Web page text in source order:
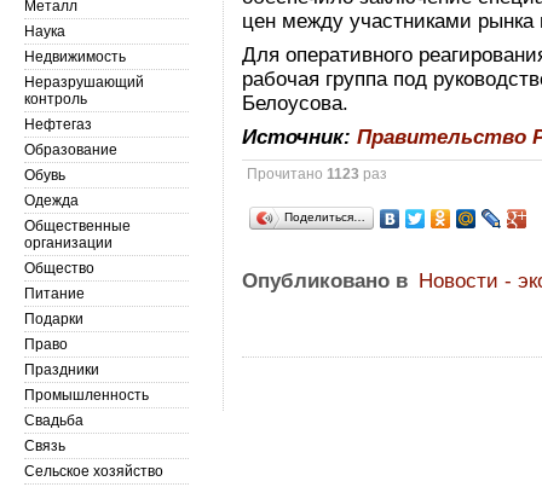
цен между участниками рынка
Для оперативного
рабочая группа под
Белоусова.
Источник:Правительство
Прочитано1123 раз
Поделиться…
Опубликовано в Новости -
Металл
Наука
Недвижимость
Неразрушающий
контроль
Нефтегаз
Образование
Обувь
Одежда
Общественные
организации
Общество
Питание
Подарки
Право
Праздники
Промышленность
Свадьба
Связь
Сельское хозяйство